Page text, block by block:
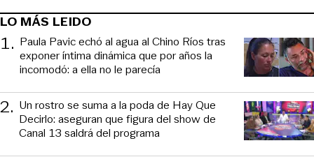
LO MÁS LEIDO
1. Paula Pavic echó al agua al Chino Ríos tras
exponer íntima dinámica que por años la
incomodó: a ella no le parecía
2. Un rostro se suma a la poda de Hay Que
Decirlo: aseguran que figura del show de
Canal 13 saldrá del programa